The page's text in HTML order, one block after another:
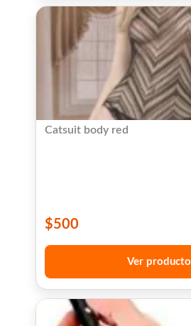
Catsuit body red
$500
Ver producto